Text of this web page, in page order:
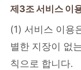
제3조 서비스 이
(1) 서비스 이용
별한 지장이 없
칙으로 합니다.